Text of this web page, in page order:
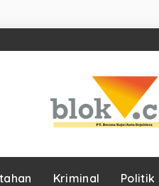
Kriminal Politik